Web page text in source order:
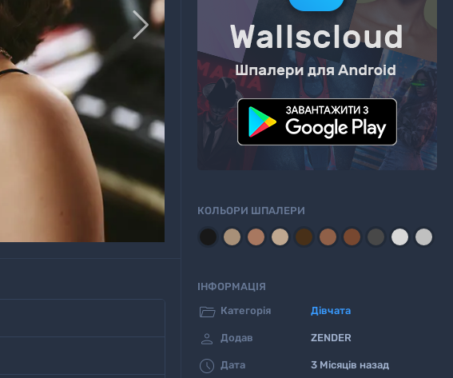

КОЛЬОРИ ШПАЛЕРИ
ІНФОРМАЦІЯ
 Категорія Дівчата
 Додав ZENDER
 Дата 3 Місяців назад